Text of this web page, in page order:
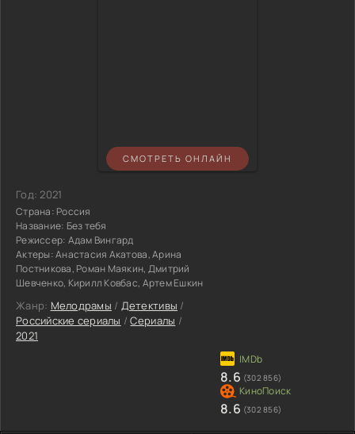
СМОТРЕТЬ ОНЛАЙН
Год:2021
Страна: Россия
Название: Без тебя
Режиссер: Адам Вингард
Актеры:Анастасия Акатова, Арина
Постникова, Роман Маякин, Дмитрий
Шевченко, Кирилл Ковбас, Артем Ешкин
Жанр: Мелодрамы / Детективы /
Российские сериалы /Сериалы /
2021
8.6 (302 856)
8.6 (302 856)